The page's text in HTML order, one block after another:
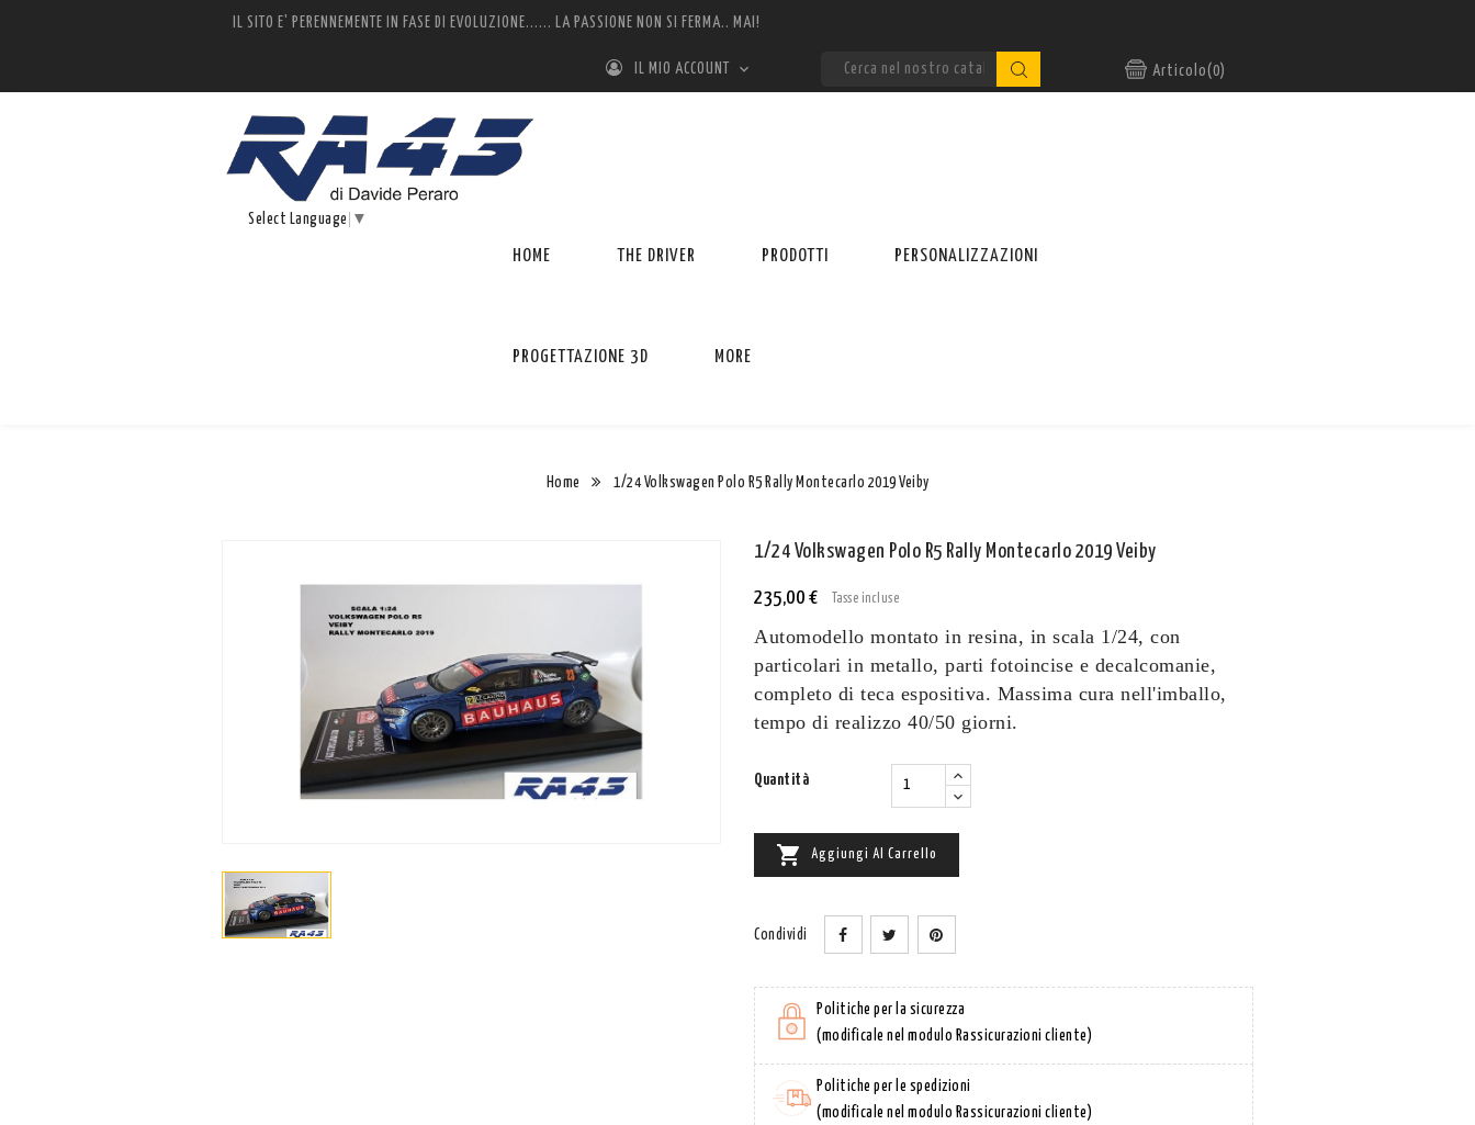
IL SITO E' PERENNEMENTE IN FASE DI EVOLUZIONE...... LA PASSIONE NON SI FERMA.. MAI!
Articolo(0)
IL MIO ACCOUNT 
HOME THE DRIVER PRODOTTI PERSONALIZZAZIONI
PROGETTAZIONE 3D MORE
Select Language ▼
Home 1/24 Volkswagen Polo R5 Rally Montecarlo 2019 Veiby
1/24 Volkswagen Polo R5 Rally Montecarlo 2019 Veiby
235,00 € Tasse incluse
Automodello montato in resina, in scala 1/24, con
particolari in metallo, parti fotoincise e decalcomanie,
completo di teca espositiva. Massima cura nell'imballo,
tempo di realizzo 40/50 giorni.
Quantità
 Aggiungi Al Carrello
Condividi
Politiche per la sicurezza
(modificale nel modulo Rassicurazioni cliente)
Politiche per le spedizioni
(modificale nel modulo Rassicurazioni cliente)